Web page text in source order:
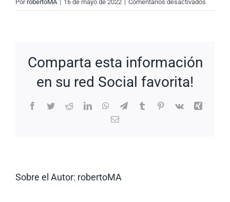
PorrobertoMA | 16 de mayo de 2022 | Comentarios desactivados
New
Comparta esta información
en su red Social favorita!
Facebook
TwitterRedditLinkedInWhatsApp
TelegramTumblrPinterest
Vk
Xing
Correo
Sobre el Autor: robertoMA